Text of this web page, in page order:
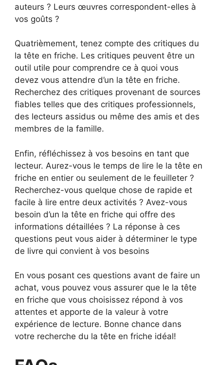
auteurs ? Leurs œuvres correspondent-elles à
vos goûts ?
Quatrièmement, tenez compte des critiques du
la tête en friche. Les critiques peuvent être un
outil utile pour comprendre ce à quoi vous
devez vous attendre d’un la tête en friche.
Recherchez des critiques provenant de sources
fiables telles que des critiques professionnels,
des lecteurs assidus ou même des amis et des
membres de la famille.
Enfin, réfléchissez à vos besoins en tant que
lecteur. Aurez-vous le temps de lire le la tête en
friche en entier ou seulement de le feuilleter ?
Recherchez-vous quelque chose de rapide et
facile à lire entre deux activités ? Avez-vous
besoin d’un la tête en friche qui offre des
informations détaillées ? La réponse à ces
questions peut vous aider à déterminer le type
de livre qui convient à vos besoins
En vous posant ces questions avant de faire un
achat, vous pouvez vous assurer que le la tête
en friche que vous choisissez répond à vos
attentes et apporte de la valeur à votre
expérience de lecture. Bonne chance dans
votre recherche du la tête en friche idéal!